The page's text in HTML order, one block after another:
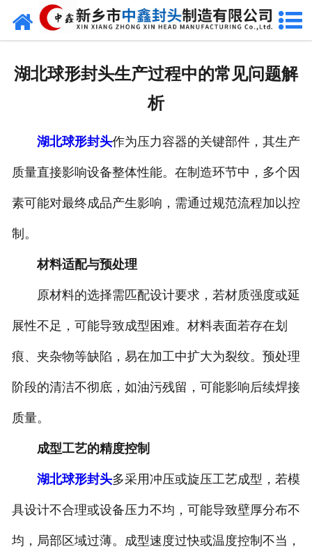
网站首页
生产现场
发货现场
湖北球形封头生产过程中的常见问题解
析
湖北球形封头作为压力容器的关键部件，其生产
质量直接影响设备整体性能。在制造环节中，多个因
素可能对最终成品产生影响，需通过规范流程加以控
制。
材料适配与预处理
原材料的选择需匹配设计要求，若材质强度或延
展性不足，可能导致成型困难。材料表面若存在划
痕、夹杂物等缺陷，易在加工中扩大为裂纹。预处理
阶段的清洁不彻底，如油污残留，可能影响后续焊接
质量。
成型工艺的精度控制
湖北球形封头多采用冲压或旋压工艺成型，若模
具设计不合理或设备压力不均，可能导致壁厚分布不
均，局部区域过薄。成型速度过快或温度控制不当，